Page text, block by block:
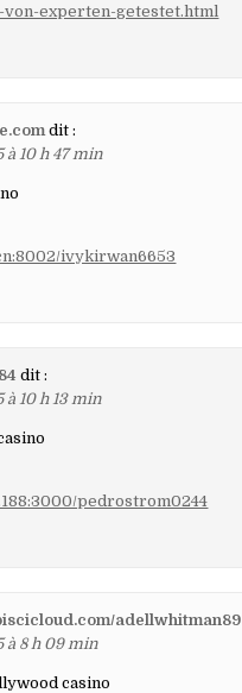
experten-getestet.html
dit :
à 10 h 47 min
ivykirwan6653
dit :
à 10 h 13 min
pedrostrom0244
adellwhitman89
à 8 h 09 min
casino